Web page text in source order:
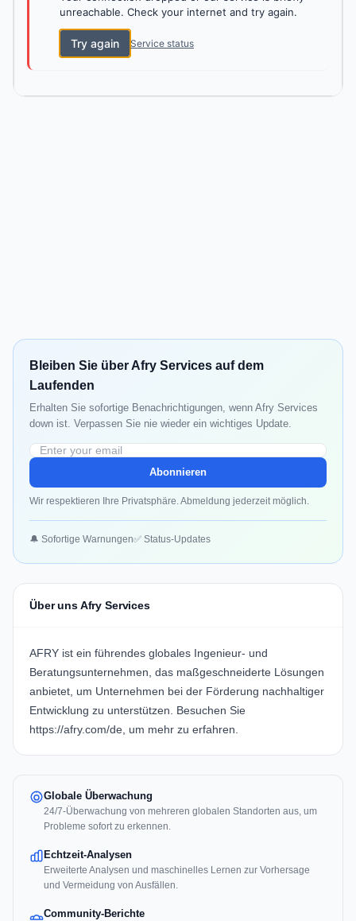
unreachable. Check your internet and try again.
Try again Service status
Bleiben Sie über Afry Services auf dem
Laufenden
Erhalten Sie sofortige Benachrichtigungen, wenn Afry Services
down ist. Verpassen Sie nie wieder ein wichtiges Update.
Abonnieren
Wir respektieren Ihre Privatsphäre. Abmeldung jederzeit möglich.
🔔 Sofortige Warnungen✅ Status-Updates
Über uns Afry Services
AFRY ist ein führendes globales Ingenieur- und
Beratungsunternehmen, das maßgeschneiderte Lösungen
anbietet, um Unternehmen bei der Förderung nachhaltiger
Entwicklung zu unterstützen. Besuchen Sie
https://afry.com/de, um mehr zu erfahren.
Globale Überwachung
24/7-Überwachung von mehreren globalen Standorten aus, um
Probleme sofort zu erkennen.
Echtzeit-Analysen
Erweiterte Analysen und maschinelles Lernen zur Vorhersage
und Vermeidung von Ausfällen.
Community-Berichte